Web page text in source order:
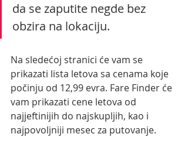
da se zaputite negde bez
obzira na lokaciju.
Na sledećoj stranici će vam se
prikazati lista letova sa cenama koje
počinju od 12,99 evra. Fare Finder će
vam prikazati cene letova od
najjeftinijih do najskupljih, kao i
najpovoljniji mesec za putovanje.